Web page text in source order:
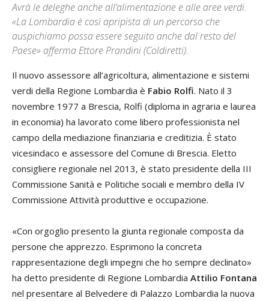
Avrà le deleghe anche all’alimentazione e alle aree verdi.
«La Lombardia è così apripista di un percorso che
auspichiamo possa essere seguito anche dal resto del
Paese» afferma Ettore Prandini (Coldiretti).
Il nuovo assessore all’agricoltura, alimentazione e sistemi
verdi della Regione Lombardia è Fabio Rolfi. Nato il 3
novembre 1977 a Brescia, Rolfi (diploma in agraria e laurea
in economia) ha lavorato come libero professionista nel
campo della mediazione finanziaria e creditizia. È stato
vicesindaco e assessore del Comune di Brescia. Eletto
consigliere regionale nel 2013, è stato presidente della III
Commissione Sanità e Politiche sociali e membro della IV
Commissione Attività produttive e occupazione.
«Con orgoglio presento la giunta regionale composta da
persone che apprezzo. Esprimono la concreta
rappresentazione degli impegni che ho sempre declinato»
ha detto presidente di Regione Lombardia Attilio Fontana
nel presentare al Belvedere di Palazzo Lombardia la nuova